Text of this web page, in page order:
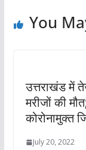
You
उत्तराखंड में
मरीजों की
कोरोनामुक्त
July 20, 2022